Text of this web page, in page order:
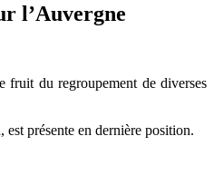
l’Auvergne
fruit du regroupement de diverses
présente en dernière position.